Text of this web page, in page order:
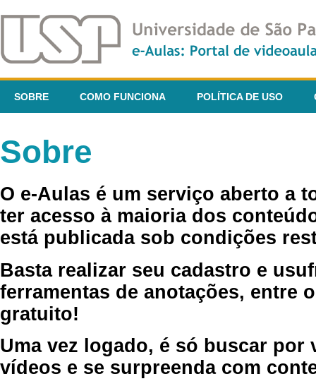
SOBRE COMO FUNCIONA POLÍTICA DE USO
Sobre
O e-Aulas é um serviço aberto a
ter acesso à maioria dos
está publicada sob condições
Basta realizar seu cadastro e
ferramentas de anotações, entre
gratuito!
Uma vez logado, é só buscar por
vídeos e se surpreenda com